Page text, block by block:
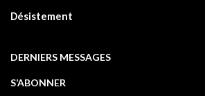
Désistement
DERNIERS MESSAGES
S’ABONNER